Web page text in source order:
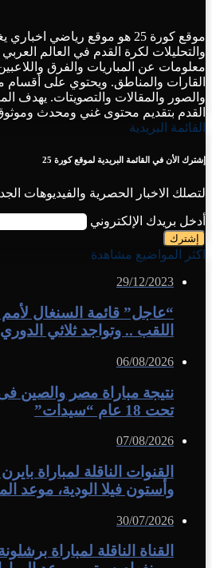
موقع كورة 25 هو موقع رياضي
والتحليلات لكرة القدم في العالم
معلومات عن المباريات والفرق
القارات والمناطق. ويحتوي على أقسام
والصور والمقالات والتصويتات. يهدف
القدم بتقديم محتوى غني ومحدث
القائمة البريدية
إشترك الأن في القائمة البريدية لموقع كورة 25
لتصلك الاخبار الحصرية والفيديوهات
أدخل بريدك الإلكتروني
اكثر المواضيع مشاهدة
29/12/2023
“عاجل” قائمة السنغال لأمم
اللقب .. وتواجد ثلاثي
06/08/2026
نتيجة مباراة مصر والصين
تحت 18 عام “سيدات”
07/08/2026
القنوات الناقلة لمباراة
وأستون فيلا الودية، موعد
30/07/2026
القناة الناقلة لمباراة